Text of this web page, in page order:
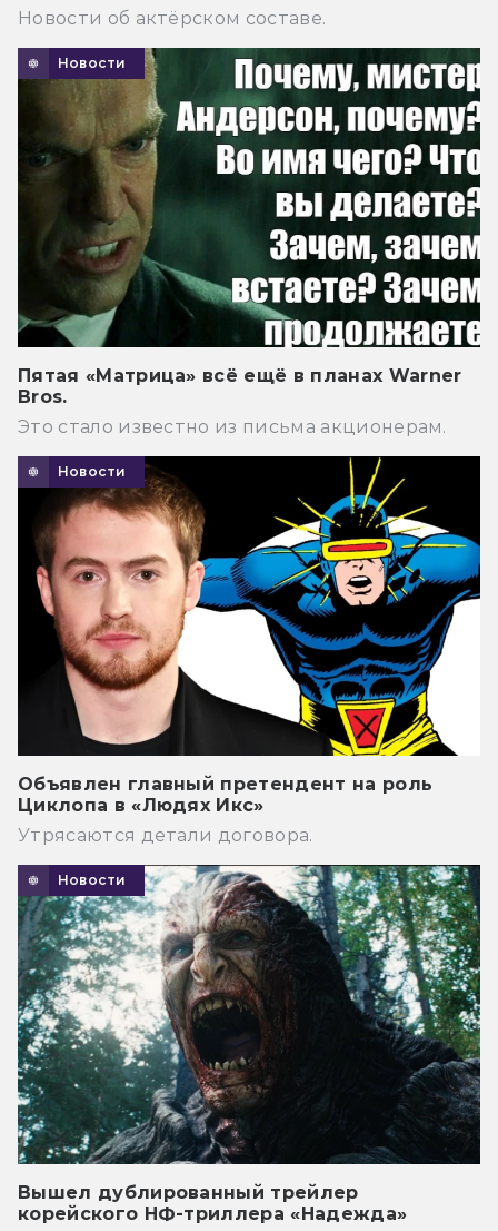
Новости об актёрском составе.
Новости
Пятая «Матрица» всё ещё в планах Warner
Bros.
Это стало известно из письма акционерам.
Новости
Объявлен главный претендент на роль
Циклопа в «Людях Икс»
Утрясаются детали договора.
Новости
Вышел дублированный трейлер
корейского НФ-триллера «Надежда»